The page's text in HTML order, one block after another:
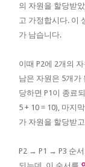
의 자원을 할당받
고 가정합시다. 이
가 남습니다.
이때 P2에 2개의
남은 자원은 5개가
당하면 P1이 종료
5 + 10 = 10), 마지
가 자원을 할당받
P2 → P1 → P3 순